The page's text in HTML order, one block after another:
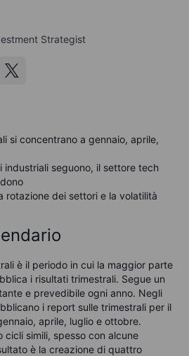
Strategist
si concentrano a gennaio, aprile,
industriali seguono, il settore tech
rotazione dei settori e la volatilità
è il periodo in cui la maggior parte
i risultati trimestrali. Segue un
e prevedibile ogni anno. Negli
i report sulle trimestrali per il
aprile, luglio e ottobre.
cicli simili, spesso con alcune
è la creazione di quattro